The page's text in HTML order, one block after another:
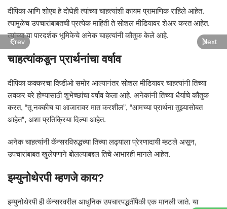
दीपिका आणि शोएब हे दोघेही त्यांच्या चाहत्यांशी कायम प्रामाणिक राहिले आहेत.
त्यामुळेच उपचारांबाबतची प्रत्येक माहिती ते सोशल मीडियावर शेअर करत आहेत.
त्यांच्या या पारदर्शक भूमिकेचे अनेक चाहत्यांनी कौतुक केले आहे.
चाहत्यांकडून प्रार्थनांचा वर्षाव
दीपिका कक्करचा व्हिडीओ समोर आल्यानंतर सोशल मीडियावर चाहत्यांनी तिच्या
लवकर बरे होण्यासाठी शुभेच्छांचा वर्षाव केला आहे. अनेकांनी तिच्या धैर्याचे कौतुक
करत, “तू नक्कीच या आजारावर मात करशील”, “आमच्या प्रार्थना तुझ्यासोबत
आहेत”, अशा प्रतिक्रिया दिल्या आहेत.
अनेक चाहत्यांनी कॅन्सरविरुद्धच्या तिच्या लढ्याला प्रेरणादायी म्हटले असून,
उपचारांबाबत खुलेपणाने बोलल्याबद्दल तिचे आभारही मानले आहेत.
इम्युनोथेरपी म्हणजे काय?
इम्युनोथेरपी ही कॅन्सरवरील आधुनिक उपचारपद्धतींपैकी एक मानली जाते. या
Prev Next